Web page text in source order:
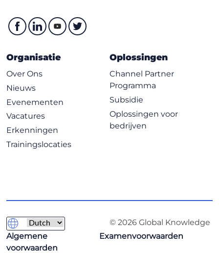
Organisatie
Over Ons
Nieuws
Evenementen
Vacatures
Erkenningen
Trainingslocaties
Oplossingen
Channel Partner
Programma
Subsidie
Oplossingen voor
bedrijven
© 2026 Global Knowledge
Algemene
voorwaarden
Examenvoorwaarden